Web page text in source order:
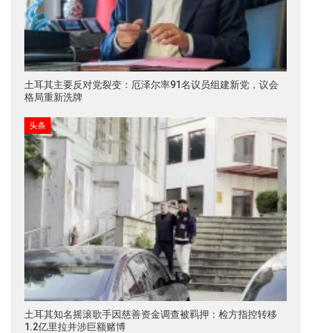
土耳其主要反对党裂变：厄泽尔率91名议员组建新党，议会
格局重新洗牌
头条
土耳其知名摇滚歌手因慈善资金调查被羁押：检方指控转移
1.2亿里拉并涉巨额赌博